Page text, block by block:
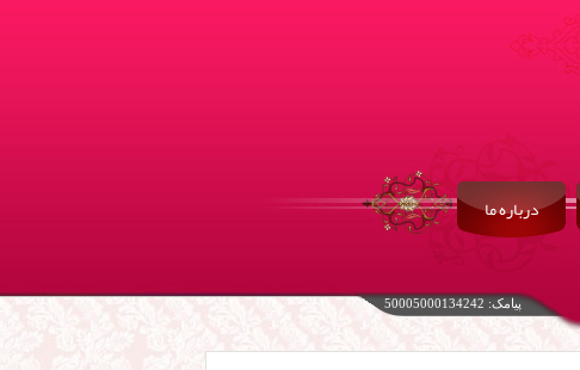
درباره ما
پیامک: 50005000134242